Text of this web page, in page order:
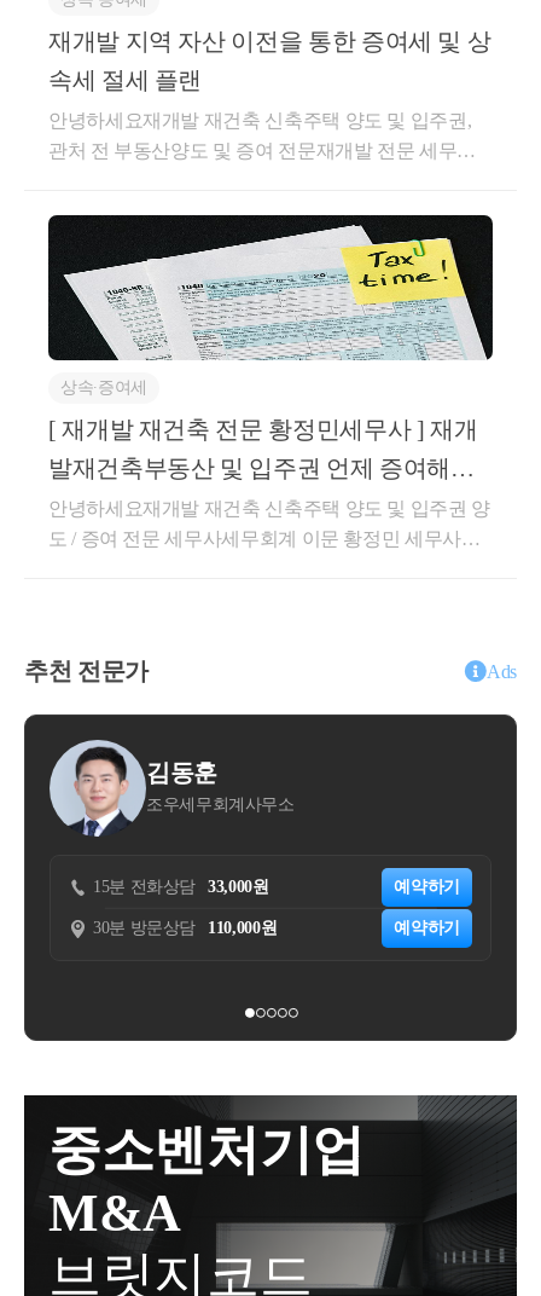
기본공제 차감하여 과세표준 산정 후 세액 산출
입주권은 다주택자여도 중과세율 적용대
라 세액 차이는 약 4억원에 육박합니다 .
투기과열지구 전매제한으로 인하여
거래가능매물도 희소해지며 이에 따라 가
액이 오를 수는 있으나
세액 차이를 상쇄시키기 위하여는 내 예
상보다 훨씬 더 가액이 올라야
에이치 클래스트 ]도시 및 주거환경정비법 상 재건축 (
정비사업 )조정대상지역, 투기과열지구, 토지거래허가
트리니원 ] 약 2,091세대 / 반포 124주구 [ 디에이치 클
래스트 ] 약 5,000 세대사업시행계획인가일 : 2017-09-2
7관리처분계획인가일 : 2021-07-14재건축 단계 : 준공
합설립인가 후 사업시행계획인가 전 [ 미도아파트 재
건축 ]도시 및 주거환경정비법 상 재건축 ( 정비사업 )
조정대상지역, 투기과열지구, 토지거래허가구역 ( 201
7-08-02 ~ 현재 )세대수 : 약 1,743세대 [ 조합설립인가일
: 2025-09-30 ]재건축 단계 : 조합설립인가 후재건축 세
무/투자 Check Point [ 증여자 / 매도자 ][쟁점사항]도시
및 주거환경정비법 제 39조 2항 조합원 지위 전매제한
및 4호 / 시행령 37조 예외 조항조합원 입주권 취득세
율 , 시가 산정방법취득세 및 양도소득세 중과세율토
및 일시적 입주권(분양권) 비과세 특례입주권 주택 수
포함 및 중과 관련[1] 투기과열지구 조합원 지위 전매
외 조항을 충족하지 못하였다면 매도 및 증여가 불가
보유기간이 10년 이상이며, 거주기간이 5년 이상인 경
우 [ 4. ]반포 1,2,4 주구 [ 반디클 ] / 반포 3주구 [ 트리니
원 ] : 착공 후 3년 이내 준공이 되지 않는 경우 해당 기
지를 보유하며 매도/증여 계획을 세우시거나 매수를
희망하시는 분들이라면도정법 상 규정은 익숙하실테
니 잘 확인 후 계획을 세워주시면 될 듯 합니다.[2] 취득
입주권 감정가액으로 시가 산정취득세율 : 매수(4.6%) /
증여(4%)반포 1,2,4주구 및 3주구 준공 이후 매도/증여
시 , 미도 1차 아파트 매도/증여시재산가액 평가 방법 :
유사매매사례가액 혹은 감정가액으로 시가 산정취득
세율 : 매수(3.3~13.4%) / 증여(1세대1주택자의 직계존
비속 증여제외_12.4%or13.4%)추가 고려사항 : 입주권_
토지거래허가대상 , 분담금 지분비율 자력 납부 필요
재개발 지역 자산 이전을 통한 증여세 및 상
속세 절세 플랜
안녕하세요재개발 재건축 신축주택 양도 및 입주권,
관처 전 부동산양도 및 증여 전문재개발 전문 세무사
여 절세효과를 누릴 수 있는데요오늘은 이 효과와 어
떤 부분을 주의하여야 하는지에 대하여포스팅 해보도
록 하겠습니다.결론부터 말씀드리면 효과는 다음과 같
습니다.[1] 프리미엄 상당액을 감정평가를 통해서 5~6
0% 내의 금액을 효율적으로 증여 또는 저가 매매[2] 자
녀에게 신축아파트에 입주할 권리를 사전에 증여함으
로 인하여 합산 상속재산가액 감소 효과[3] 1+1 대상 재
개발 지역의 경우 향후 공유물 분할 절차까지 활용한
투자상 이점은 모두 누리면서세법상 불이익을 최소화
한 증여 설계 가능다만 여러가지 복합적으로 검토하여
야 할 부분이 많습니다.아래의 부분을 모두 면밀히 검
토 후 진행하여야 합니다.[1] 투기과열지구 조합원 지
략정비구역 등 일부 빌라에 대한 토지거래허가여부 사
구조 등 ( 상속세 및 증여세법 )[6] 임대주택의 경우 추
징과 의무 불이행 검토 (민간임대주택에관한특별법 )
하나씩 보도록 하죠효과재개발 지역의 부동산을 증여
습니다.프리미엄 상당액을 감정을 통하여 최소화 된
가액으로 증여하며 이로 인한 증여세 절감 효과또한 ,
이후 상속이 개시되는 경우 합산되는 사전증여재산의
라의 경우 시장에서 유사한 면적, 기준시가인 매물의
거래가 아파트처럼활발하게 이루어지지 않습니다.따
라서 상속세 및 취득세 등에서해당 재산에 대한 감정
평가가액 또는 보충적 평가방법을 사용하여 시가를 산
정합니다.이러한 경우 현재 시세보다 감정평가가액은
일반적으로 낮게 잡힐 수 밖에 없기에아래와 같이 증
상속∙증여세
[ 재개발 재건축 전문 황정민세무사 ] 재개
발재건축부동산 및 입주권 언제 증여해야
할까 ? ( 무주택자 자녀)
안녕하세요재개발 재건축 신축주택 양도 및 입주권 양
도 / 증여 전문 세무사세무회계 이문 황정민 세무사입
내드리도록 하겠습니다.1+1입주권이나 특수 상황 아
래서 증여하는 상황이나저가 양수나 부담부 증여 등
추가적인 발생 상황은 제하고기본적인 증여재산가액
평가방법과권장되는 기본 상황 아래에서의 시기에 대
하여 안내드리겠습니다. 증여를 계획하실 때는증여재
산가액이 차후 양도시 취득가액이 되기에증여세만 고
려하는 것이 아닌 양도세도 같이 고려하여야 합니다.
오늘은 무주택자인 자녀한테재개발 재건축 예정/진행
부동산을 증여할 때 평가방법과전략에 대하여 기본적
인 구조를 말씀드리겠습니다. 관리처분계획인가 전 기
적 내용부터 설명드리겠습니다.증여세 신고시 증여재
조 ① ]- 증여일 전 6개월 후 3개월 이내에 매매사실이
있는 경우매매가액-해당 기간에 감정평가가액이 있다
면 그 평균액(1-2) 유사매매사례가액이 있는 경우 해당
금액[ 상속세 및 증여세법 제 49조 ④ _ 상증시행규칙
제 15조 ③ 1.](1-1)의 금액이 없더라도 평가기준일당시
기준시가와 주거전용면적이 증여대상 물건과 5% 이내
추천 전문가 Ads
사무소
예약하기
예약하기
15분 전화상담 50,000원
30분 방문상담 200,000원
중소벤처기업
M&A
브릿지코드